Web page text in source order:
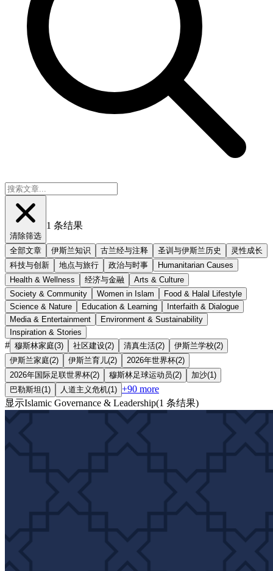
清除筛选
1 条结果
全部文章 伊斯兰知识 古兰经与注释 圣训与伊斯兰历史
灵性成长
科技与创新
地点与旅行 政治与时事
Humanitarian Causes
Health & Wellness
经济与金融
Arts & Culture
Society & Community
Women in Islam
Food & Halal Lifestyle
Science & Nature
Education & Learning
Interfaith & Dialogue
Media & Entertainment
Environment & Sustainability
Inspiration & Stories
# 穆斯林家庭(3) 社区建设(2) 清真生活(2) 伊斯兰学校(2)
伊斯兰家庭(2) 伊斯兰育儿(2) 2026年世界杯(2)
2026年国际足联世界杯(2) 穆斯林足球运动员(2) 加沙(1 )
巴勒斯坦(1 ) 人道主义危机(1 ) +90 more
显示Islamic Governance & Leadership(1 条结果)